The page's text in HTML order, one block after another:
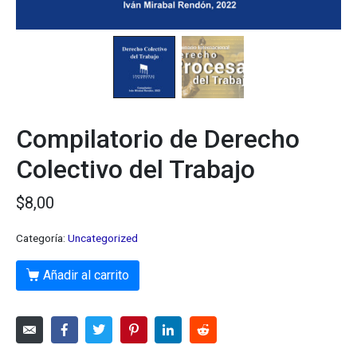
Compilatorio de Derecho
Colectivo del Trabajo
$8,00
Categoría: Uncategorized
Añadir al carrito